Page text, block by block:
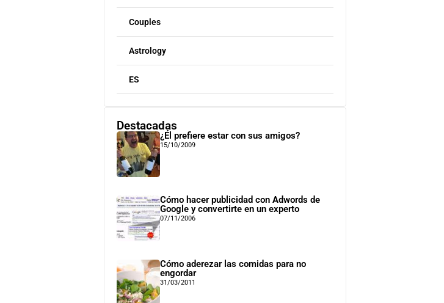
Couples
Astrology
ES
Destacadas
¿Él prefiere estar con sus amigos?
15/10/2009
Cómo hacer publicidad con Adwords de
Google y convertirte en un experto
07/11/2006
Cómo aderezar las comidas para no
engordar
31/03/2011